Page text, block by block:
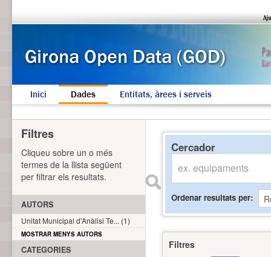
Inici Dades Entitats, àrees i serveis
Cercador
Ordenar resultats per
Filtres
Filtres
Cliqueu sobre un o més
termes de la llista següent
per filtrar els resultats.
AUTORS
Unitat Municipal d'Anàlisi Te... (1)
MOSTRAR MENYS AUTORS
CATEGORIES